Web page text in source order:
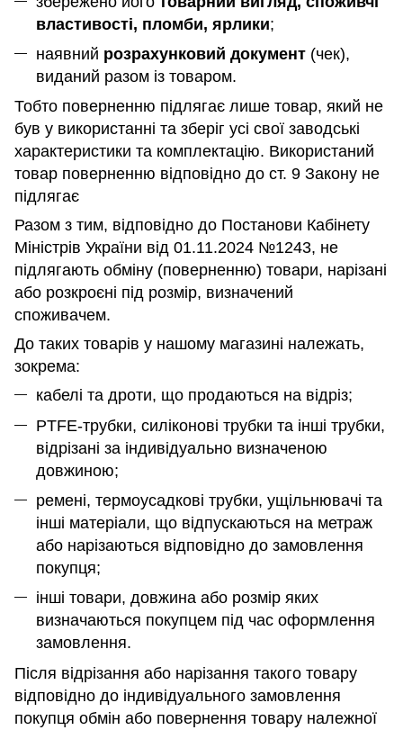
властивості, пломби, ярлики;
наявний розрахунковий документ (чек),
виданий разом із товаром.
Тобто поверненню підлягає лише товар, який не
був у використанні та зберіг усі свої заводські
характеристики та комплектацію. Використаний
товар поверненню відповідно до ст. 9 Закону не
підлягає
Разом з тим, відповідно до Постанови Кабінету
Міністрів України від 01.11.2024 №1243, не
підлягають обміну (поверненню) товари, нарізані
або розкроєні під розмір, визначений
споживачем.
До таких товарів у нашому магазині належать,
зокрема:
кабелі та дроти, що продаються на відріз;
PTFE-трубки, силіконові трубки та інші трубки,
відрізані за індивідуально визначеною
довжиною;
ремені, термоусадкові трубки, ущільнювачі та
інші матеріали, що відпускаються на метраж
або нарізаються відповідно до замовлення
покупця;
інші товари, довжина або розмір яких
визначаються покупцем під час оформлення
замовлення.
Після відрізання або нарізання такого товару
відповідно до індивідуального замовлення
покупця обмін або повернення товару належної